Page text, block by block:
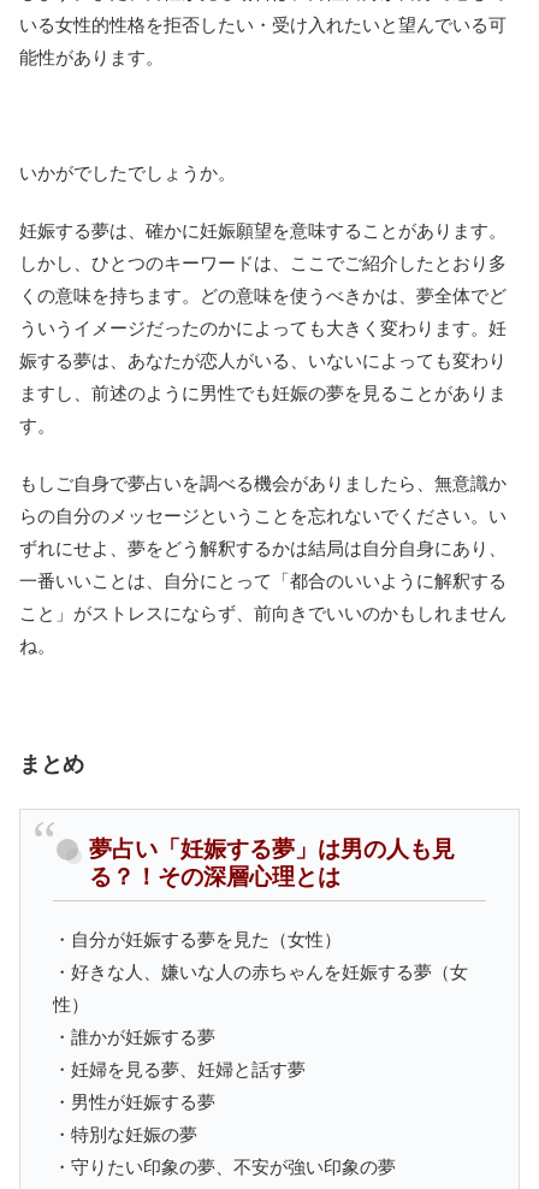
いる女性的性格を拒否したい・受け入れたいと望んでいる可
能性があります。
いかがでしたでしょうか。
妊娠する夢は、確かに妊娠願望を意味することがあります。
しかし、ひとつのキーワードは、ここでご紹介したとおり多
くの意味を持ちます。どの意味を使うべきかは、夢全体でど
ういうイメージだったのかによっても大きく変わります。妊
娠する夢は、あなたが恋人がいる、いないによっても変わり
ますし、前述のように男性でも妊娠の夢を見ることがありま
す。
もしご自身で夢占いを調べる機会がありましたら、無意識か
らの自分のメッセージということを忘れないでください。い
ずれにせよ、夢をどう解釈するかは結局は自分自身にあり、
一番いいことは、自分にとって「都合のいいように解釈する
こと」がストレスにならず、前向きでいいのかもしれません
ね。
まとめ
夢占い「妊娠する夢」は男の人も見
る？！その深層心理とは
・自分が妊娠する夢を見た（女性）
・好きな人、嫌いな人の赤ちゃんを妊娠する夢（女
性）
・誰かが妊娠する夢
・妊婦を見る夢、妊婦と話す夢
・男性が妊娠する夢
・特別な妊娠の夢
・守りたい印象の夢、不安が強い印象の夢